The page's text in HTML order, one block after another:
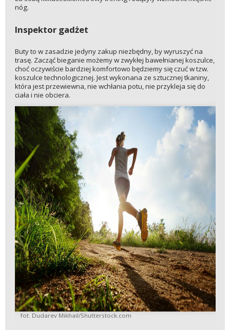
nóg.
Inspektor gadżet
Buty to w zasadzie jedyny zakup niezbędny, by wyruszyć na
trasę. Zacząć bieganie możemy w zwykłej bawełnianej koszulce,
choć oczywiście bardziej komfortowo będziemy się czuć w tzw.
koszulce technologicznej. Jest wykonana ze sztucznej tkaniny,
która jest przewiewna, nie wchłania potu, nie przykleja się do
ciała i nie obciera.
fot. Dudarev Mikhail/Shutterstock.com